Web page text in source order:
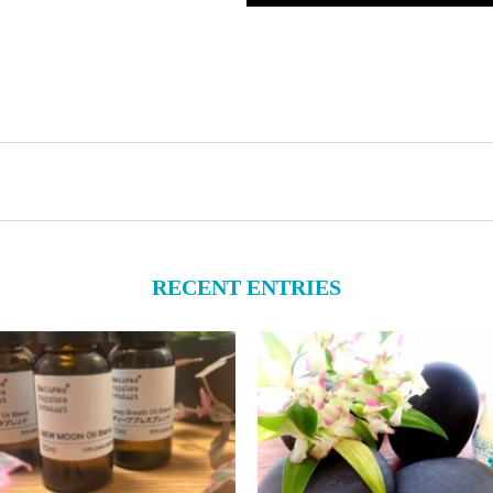
RECENT ENTRIES